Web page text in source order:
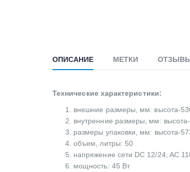
ОПИСАНИЕ МЕТКИ
Технические характеристики:
внешние размеры, мм: высота-
внутренние размеры, мм:
размеры упаковки, мм: высота-
объем, литры: 50
напряжение сети DC 12/24; AC
мощность: 45 Вт